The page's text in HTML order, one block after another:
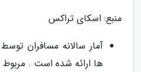
منبع: اسکای تراکس
آمار سالانه مسافران
ها ارائه شده است . مربوط به سال